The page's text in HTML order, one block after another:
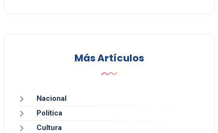
Más Artículos
Nacional
Política
Cultura